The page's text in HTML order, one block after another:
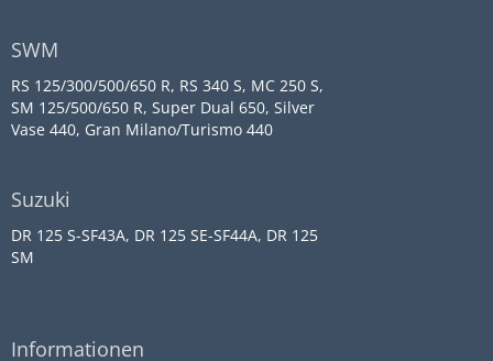
SWM
RS 125/300/500/650 R, RS 340 S, MC 250 S,
SM 125/500/650 R, Super Dual 650, Silver
Vase 440, Gran Milano/Turismo 440
Suzuki
DR 125 S-SF43A, DR 125 SE-SF44A, DR 125
SM
Informationen